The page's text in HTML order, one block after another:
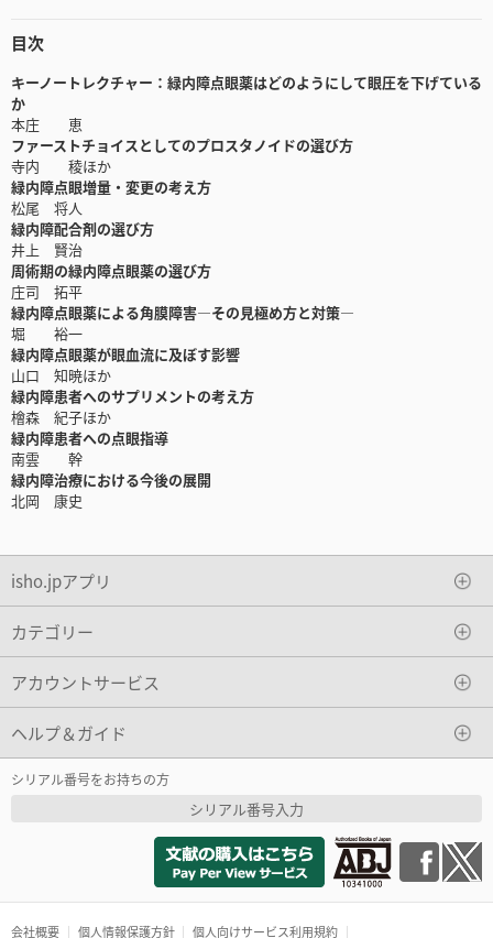
目次
キーノートレクチャー：緑内障点眼薬はどのようにして眼圧を下げている
か
本庄 恵
ファーストチョイスとしてのプロスタノイドの選び方
寺内 稜ほか
緑内障点眼増量・変更の考え方
松尾 将人
緑内障配合剤の選び方
井上 賢治
周術期の緑内障点眼薬の選び方
庄司 拓平
緑内障点眼薬による角膜障害―その見極め方と対策―
堀 裕一
緑内障点眼薬が眼血流に及ぼす影響
山口 知暁ほか
緑内障患者へのサプリメントの考え方
檜森 紀子ほか
緑内障患者への点眼指導
南雲 幹
緑内障治療における今後の展開
北岡 康史
isho.jpアプリ
カテゴリー
アカウントサービス
ヘルプ＆ガイド
シリアル番号をお持ちの方
シリアル番号入力
会社概要 個人情報保護方針 個人向けサービス利用規約